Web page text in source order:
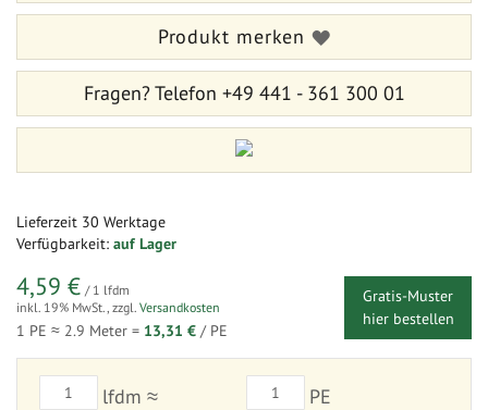
Lieferzeit 30 Werktage
Verfügbarkeit: auf Lager
4,59 € / 1 lfdm
inkl. 19% MwSt., zzgl. Versandkosten
1 PE ≈ 2.9 Meter = 13,31 € / PE
Gratis-Muster
hier bestellen
lfdm ≈ PE
Produkt merken
Fragen?Telefon +49 441 - 361 300 01